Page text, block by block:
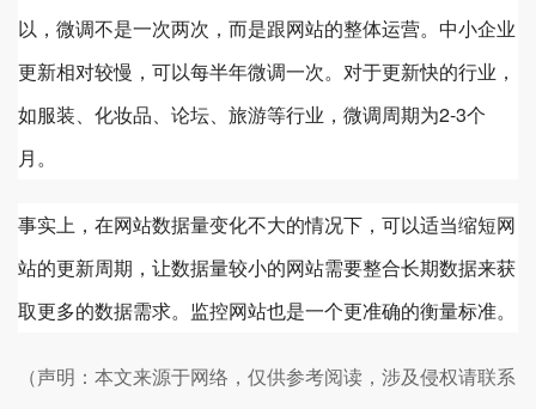
以，微调不是一次两次，而是跟网站的整体运营。中小企业
更新相对较慢，可以每半年微调一次。对于更新快的行业，
如服装、化妆品、论坛、旅游等行业，微调周期为2-3个
月。
事实上，在网站数据量变化不大的情况下，可以适当缩短网
站的更新周期，让数据量较小的网站需要整合长期数据来获
取更多的数据需求。监控网站也是一个更准确的衡量标准。
（声明：本文来源于网络，仅供参考阅读，涉及侵权请联系